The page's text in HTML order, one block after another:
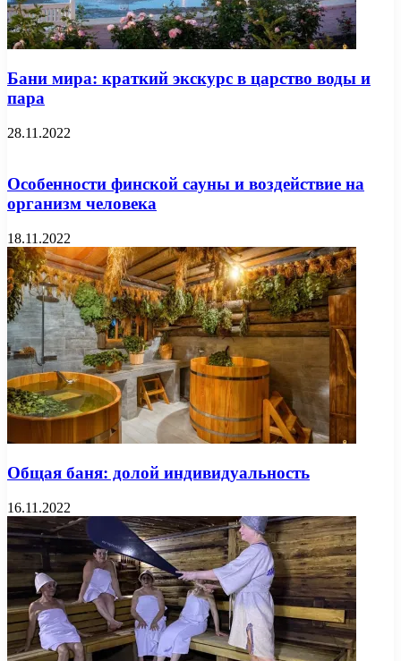
Бани мира: краткий экскурс в царство воды и
пара
28.11.2022
Особенности финской сауны и воздействие на
организм человека
18.11.2022
Общая баня: долой индивидуальность
16.11.2022